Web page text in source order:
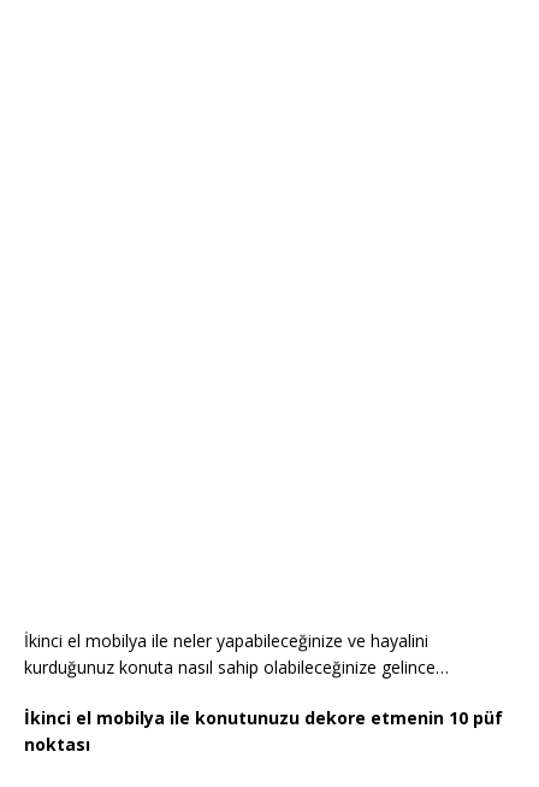
İkinci el mobilya ile neler yapabileceğinize ve hayalini
kurduğunuz konuta nasıl sahip olabileceğinize gelince…
İkinci el mobilya ile konutunuzu dekore etmenin 10 püf
noktası